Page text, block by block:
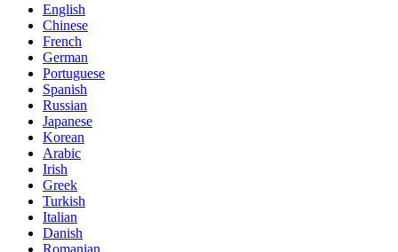
English
Chinese
French
German
Portuguese
Spanish
Russian
Japanese
Korean
Arabic
Irish
Greek
Turkish
Italian
Danish
Romanian